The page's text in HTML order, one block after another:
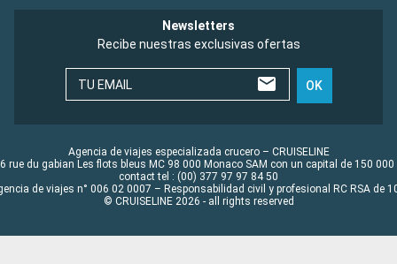
Newsletters
Recibe nuestras exclusivas ofertas
TU EMAIL OK
Agencia de viajes especializada crucero – CRUISELINE
rue du gabian Les flots bleus MC 98 000 Monaco SAM con un capital de 150 000
contact tel : (00) 377 97 97 84 50
de viajes n° 006 02 0007 – Responsabilidad civil y profesional RC RSA de
© CRUISELINE 2026 - all rights reserved